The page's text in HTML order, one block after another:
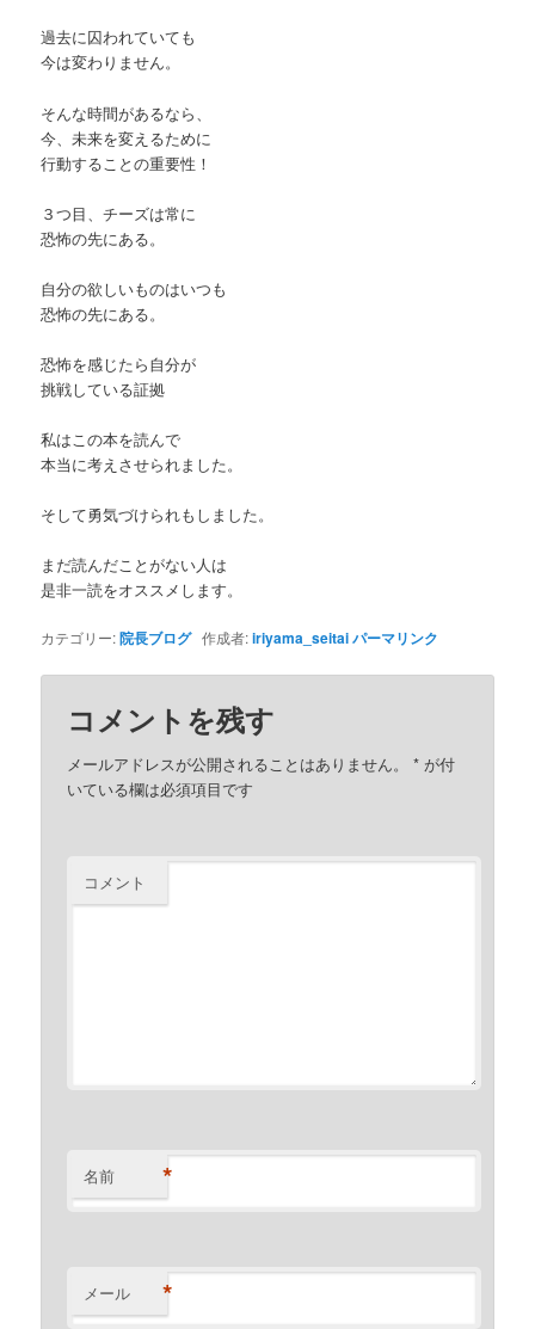
過去に囚われていても
今は変わりません。
そんな時間があるなら、
今、未来を変えるために
行動することの重要性！
３つ目、チーズは常に
恐怖の先にある。
自分の欲しいものはいつも
恐怖の先にある。
恐怖を感じたら自分が
挑戦している証拠
私はこの本を読んで
本当に考えさせられました。
そして勇気づけられもしました。
まだ読んだことがない人は
是非一読をオススメします。
カテゴリー:院長ブログ作成者:iriyama_seitaiパーマリンク
コメントを残す
メールアドレスが公開されることはありません。 * が付
いている欄は必須項目です
コメント
名前 *
メール *